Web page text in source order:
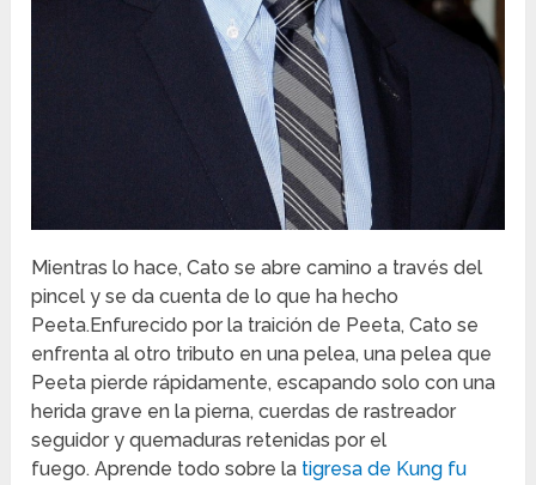
Mientras lo hace, Cato se abre camino a través del
pincel y se da cuenta de lo que ha hecho
Peeta.Enfurecido por la traición de Peeta, Cato se
enfrenta al otro tributo en una pelea, una pelea que
Peeta pierde rápidamente, escapando solo con una
herida grave en la pierna, cuerdas de rastreador
seguidor y quemaduras retenidas por el
fuego. Aprende todo sobre la tigresa de Kung fu